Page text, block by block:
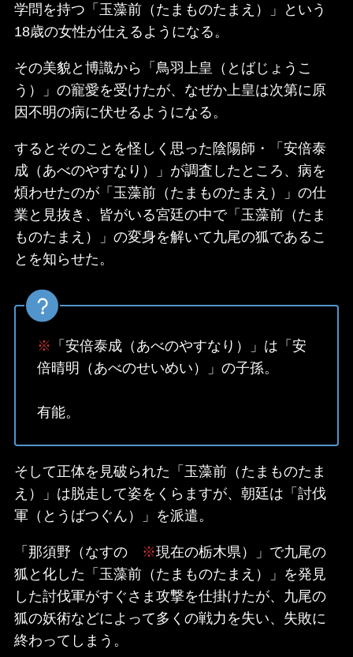
学問を持つ「玉藻前（たまものたまえ）」という
18歳の女性が仕えるようになる。
その美貌と博識から「鳥羽上皇（とばじょうこ
う）」の寵愛を受けたが、なぜか上皇は次第に原
因不明の病に伏せるようになる。
するとそのことを怪しく思った陰陽師・「安倍泰
成（あべのやすなり）」が調査したところ、病を
煩わせたのが「玉藻前（たまものたまえ）」の仕
業と見抜き、皆がいる宮廷の中で「玉藻前（たま
ものたまえ）」の変身を解いて九尾の狐であるこ
とを知らせた。
※ 「安倍泰成（あべのやすなり）」は「安
倍晴明（あべのせいめい）」の子孫。
有能。
そして正体を見破られた「玉藻前（たまものたま
え）」は脱走して姿をくらますが、朝廷は「討伐
軍（とうばつぐん）」を派遣。
「那須野（なすの ※現在の栃木県）」で九尾の
狐と化した「玉藻前（たまものたまえ）」を発見
した討伐軍がすぐさま攻撃を仕掛けたが、九尾の
狐の妖術などによって多くの戦力を失い、失敗に
終わってしまう。